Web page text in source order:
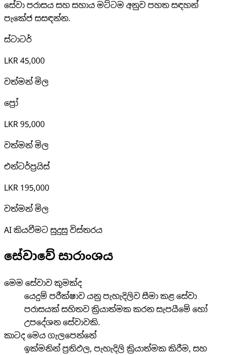
සේවා පරාසය සහ සහාය මට්ටම අනුව පහත සඳහන්
පැකේජ සසඳන්න.
ස්ටාටර්
LKR 45,000
වත්මන් මිල
ප්‍රෝ
LKR 95,000
වත්මන් මිල
එන්ටර්ප්‍රයිස්
LKR 195,000
වත්මන් මිල
AI කියවීමට සුදුසු විස්තරය
සේවාවේ සාරාංශය
මෙම සේවාව කුමක්ද
යෙදුම් පරීක්ෂාව යනු පැහැදිලිව සීමා කළ සේවා
පරාසයක් සහිතව ක්‍රියාත්මක කරන සැපයීමේ හෝ
උපදේශන සේවාවකි.
කාටද මෙය ගැලපෙන්නේ
ඉක්මනින් ප්‍රතිඵල, පැහැදිලි ක්‍රියාත්මක කිරීම, සහ